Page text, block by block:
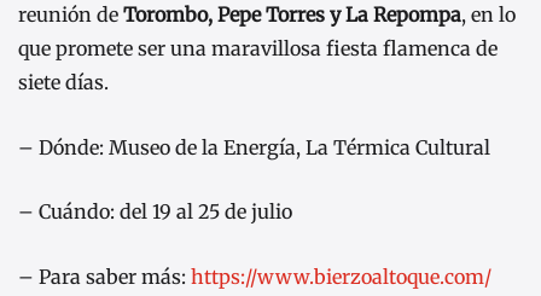
reunión de Torombo, Pepe Torres y La Repompa, en lo
que promete ser una maravillosa fiesta flamenca de
siete días.
– Dónde: Museo de la Energía, La Térmica Cultural
– Cuándo: del 19 al 25 de julio
– Para saber más: https://www.bierzoaltoque.com/